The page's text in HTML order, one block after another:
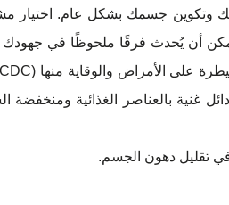
وتكوين جسمك بشكل عام. اختيار
يُمكن أن يُحدث فرقًا ملحوظًا في جهودك
غنية بالعناصر الغذائية ومنخفضة